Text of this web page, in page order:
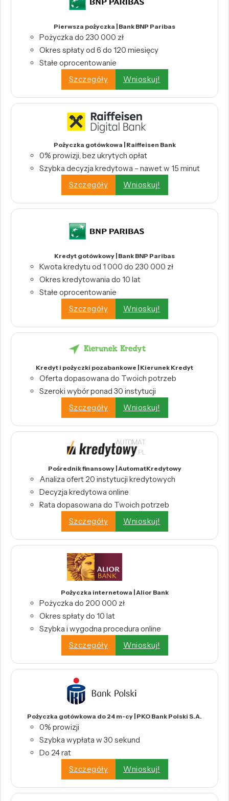
Pierwsza pożyczka | Bank BNP Paribas
Pożyczka do 230 000 zł
Okres spłaty od 6 do 120 miesięcy
Stałe oprocentowanie
Szczegóły
Wnioskuj!
Pożyczka gotówkowa | Raiffeisen Bank
0% prowizji, bez ukrytych opłat
Szybka decyzja kredytowa – nawet w 15 minut
Szczegóły
Wnioskuj!
Kredyt gotówkowy | Bank BNP Paribas
Kwota kredytu od 1 000 do 230 000 zł
Okres kredytowania do 10 lat
Stałe oprocentowanie
Szczegóły
Wnioskuj!
Kredyt i pożyczki pozabankowe | Kierunek Kredyt
Oferta dopasowana do Twoich potrzeb
Szeroki wybór ponad 30 instytucji
Szczegóły
Wnioskuj!
Pośrednik finansowy | AutomatKredytowy
Analiza ofert 20 instytucji kredytowych
Decyzja kredytowa online
Rata dopasowana do Twoich potrzeb
Szczegóły
Wnioskuj!
Pożyczka internetowa | Alior Bank
Pożyczka do 200 000 zł
Okres spłaty do 10 lat
Szybka i wygodna procedura online
Szczegóły
Wnioskuj!
Pożyczka gotówkowa do 24 m-cy | PKO Bank Polski S.A.
0% prowizji
Szybka wypłata w 30 sekund
Do 24 rat
Szczegóły
Wnioskuj!